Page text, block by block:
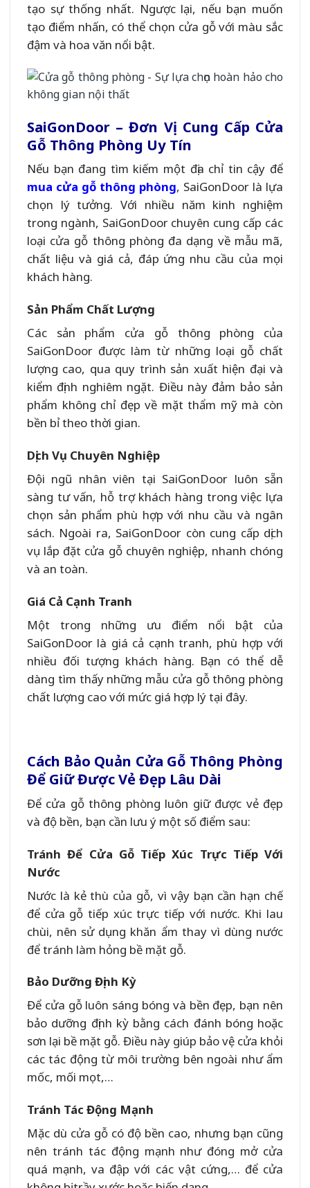
tạo sự thống nhất. Ngược lại, nếu bạn muốn
tạo điểm nhấn, có thể chọn cửa gỗ với màu sắc
đậm và hoa văn nổi bật.
SaiGonDoor – Đơn Vị Cung Cấp Cửa
Gỗ Thông Phòng Uy Tín
Nếu bạn đang tìm kiếm một địa chỉ tin cậy để
mua cửa gỗ thông phòng, SaiGonDoor là lựa
chọn lý tưởng. Với nhiều năm kinh nghiệm
trong ngành, SaiGonDoor chuyên cung cấp các
loại cửa gỗ thông phòng đa dạng về mẫu mã,
chất liệu và giá cả, đáp ứng nhu cầu của mọi
khách hàng.
Sản Phẩm Chất Lượng
Các sản phẩm cửa gỗ thông phòng của
SaiGonDoor được làm từ những loại gỗ chất
lượng cao, qua quy trình sản xuất hiện đại và
kiểm định nghiêm ngặt. Điều này đảm bảo sản
phẩm không chỉ đẹp về mặt thẩm mỹ mà còn
bền bỉ theo thời gian.
Dịch Vụ Chuyên Nghiệp
Đội ngũ nhân viên tại SaiGonDoor luôn sẵn
sàng tư vấn, hỗ trợ khách hàng trong việc lựa
chọn sản phẩm phù hợp với nhu cầu và ngân
sách. Ngoài ra, SaiGonDoor còn cung cấp dịch
vụ lắp đặt cửa gỗ chuyên nghiệp, nhanh chóng
và an toàn.
Giá Cả Cạnh Tranh
Một trong những ưu điểm nổi bật của
SaiGonDoor là giá cả cạnh tranh, phù hợp với
nhiều đối tượng khách hàng. Bạn có thể dễ
dàng tìm thấy những mẫu cửa gỗ thông phòng
chất lượng cao với mức giá hợp lý tại đây.
Cách Bảo Quản Cửa Gỗ Thông Phòng
Để Giữ Được Vẻ Đẹp Lâu Dài
Để cửa gỗ thông phòng luôn giữ được vẻ đẹp
và độ bền, bạn cần lưu ý một số điểm sau:
Tránh Để Cửa Gỗ Tiếp Xúc Trực Tiếp Với
Nước
Nước là kẻ thù của gỗ, vì vậy bạn cần hạn chế
để cửa gỗ tiếp xúc trực tiếp với nước. Khi lau
chùi, nên sử dụng khăn ẩm thay vì dùng nước
để tránh làm hỏng bề mặt gỗ.
Bảo Dưỡng Định Kỳ
Để cửa gỗ luôn sáng bóng và bền đẹp, bạn nên
bảo dưỡng định kỳ bằng cách đánh bóng hoặc
sơn lại bề mặt gỗ. Điều này giúp bảo vệ cửa khỏi
các tác động từ môi trường bên ngoài như ẩm
mốc, mối mọt,…
Tránh Tác Động Mạnh
Mặc dù cửa gỗ có độ bền cao, nhưng bạn cũng
nên tránh tác động mạnh như đóng mở cửa
quá mạnh, va đập với các vật cứng,… để cửa